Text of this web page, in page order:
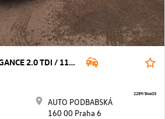
VW Passat Variant ELEGANCE 2.0 TDI / 110 KW DSG7
AUTO PODBABSKÁ
160 00 Praha 6
2289/84603